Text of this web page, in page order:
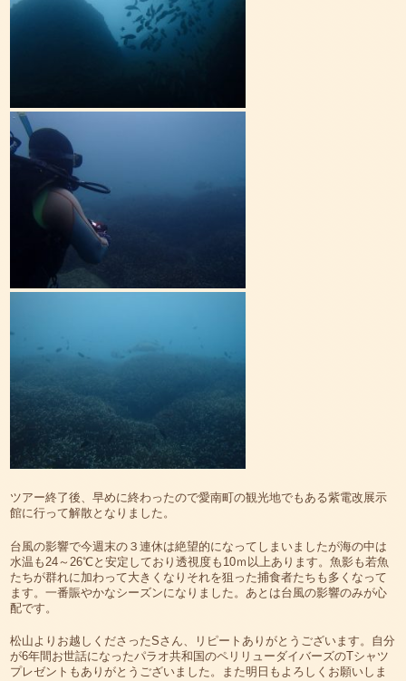
ツアー終了後、早めに終わったので愛南町の観光地でもある紫電改展示
館に行って解散となりました。
台風の影響で今週末の３連休は絶望的になってしまいましたが海の中は
水温も24～26℃と安定しており透視度も10ｍ以上あります。魚影も若魚
たちが群れに加わって大きくなりそれを狙った捕食者たちも多くなって
ます。一番賑やかなシーズンになりました。あとは台風の影響のみが心
配です。
松山よりお越しくださったSさん、リピートありがとうございます。自分
が6年間お世話になったパラオ共和国のペリリューダイバーズのTシャツ
プレゼントもありがとうございました。また明日もよろしくお願いしま